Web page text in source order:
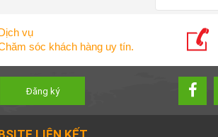
vụ
sóc khách hàng uy tín.
LIÊN KẾT